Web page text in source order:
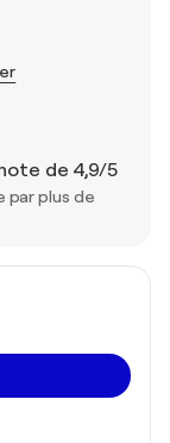
de 4,9/5
par plus de